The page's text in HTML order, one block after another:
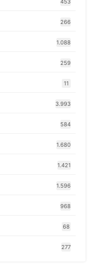
453
266
1.088
259
11
3.993
584
1.680
1.421
1.596
968
68
277